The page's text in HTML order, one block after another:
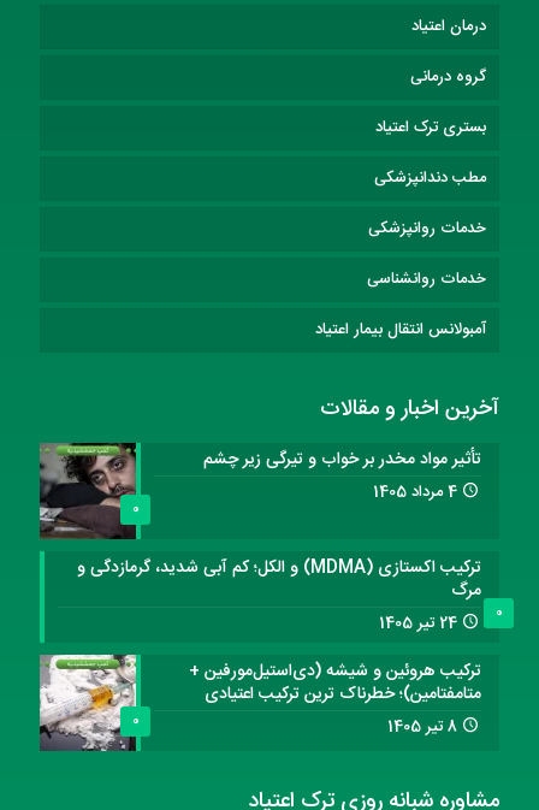
درمان اعتیاد
گروه درمانی
بستری ترک اعتیاد
مطب دندانپزشکی
خدمات روانپزشکی
خدمات روانشناسی
آمبولانس انتقال بیمار اعتیاد
آخرین اخبار و مقالات
0
تأثیر مواد مخدر بر خواب و تیرگی زیر چشم
4 مرداد 1405
0
ترکیب اکستازی (MDMA) و الکل؛ کم آبی شدید، گرمازدگی و
مرگ
24 تیر 1405
0
ترکیب هروئین و شیشه (دی‌استیل‌مورفین +
متامفتامین)؛ خطرناک ترین ترکیب اعتیادی
8 تیر 1405
مشاوره شبانه روزی ترک اعتیاد